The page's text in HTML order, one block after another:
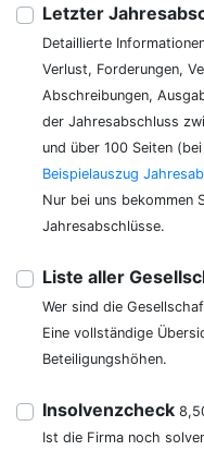
Letzter
Detaillierte
Verlust, Forderungen,
Abschreibungen,
der Jahresabschluss
und über 100 Seiten
Beispielauszug
Nur bei uns bekommen
Jahresabschlüsse.
Liste aller
Wer sind die
Eine vollständige
Beteiligungshöhen.
Insolvenzcheck
Ist die Firma noch